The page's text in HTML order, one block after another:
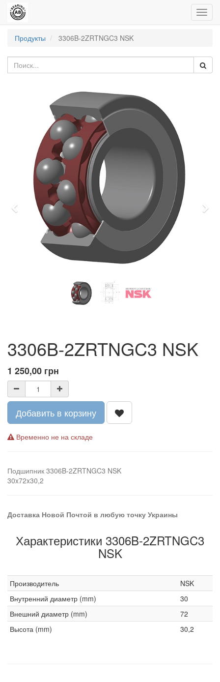
Продукты
3306B-2ZRTNGC3 NSK
Previous
3306B-2ZRTNGC3 NSK
1 250,00 грн
Добавить в корзину
Временно не на складе
Подшипник 3306B-2ZRTNGC3 NSK
30x72x30,2
Доставка Новой Почтой в любую точку Украины
Характеристики 3306B-2ZRTNGC3
NSK
Производитель
NSK
Внутренний диаметр (mm)
30
Внешний диаметр (mm)
72
Высота (mm)
30,2